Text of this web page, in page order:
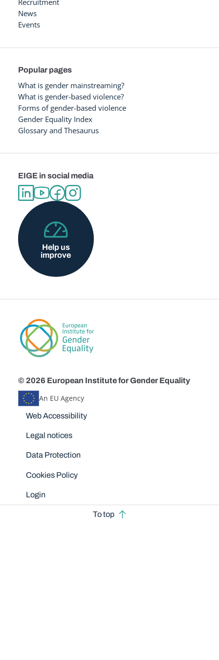
Recruitment
News
Events
Popular pages
What is gender mainstreaming?
What is gender-based violence?
Forms of gender-based violence
Gender Equality Index
Glossary and Thesaurus
EIGE in social media
Help us
improve
© 2026 European Institute for Gender Equality
An EU Agency
Disclaimers
Web Accessibility
Legal notices
Data Protection
Cookies Policy
Login
To top